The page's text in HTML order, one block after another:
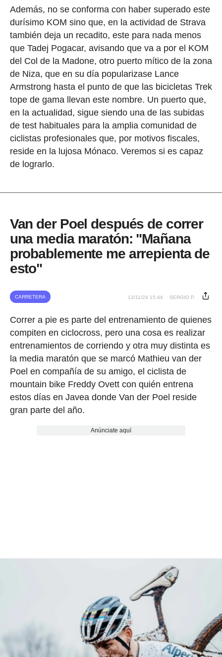
Además, no se conforma con haber superado este
durísimo KOM sino que, en la actividad de Strava
también deja un recadito, este para nada menos
que Tadej Pogacar, avisando que va a por el KOM
del Col de la Madone, otro puerto mítico de la zona
de Niza, que en su día popularizase Lance
Armstrong hasta el punto de que las bicicletas Trek
tope de gama llevan este nombre. Un puerto que,
en la actualidad, sigue siendo una de las subidas
de test habituales para la amplia comunidad de
ciclistas profesionales que, por motivos fiscales,
reside en la lujosa Mónaco. Veremos si es capaz
de lograrlo.
Van der Poel después de correr
una media maratón: "Mañana
probablemente me arrepienta de
esto"
CARRETERA 13/11/24 15:44 SERGIO P.
Correr a pie es parte del entrenamiento de quienes
compiten en ciclocross, pero una cosa es realizar
entrenamientos de corriendo y otra muy distinta es
la media maratón que se marcó Mathieu van der
Poel en compañía de su amigo, el ciclista de
mountain bike Freddy Ovett con quién entrena
estos días en Javea donde Van der Poel reside
gran parte del año.
Anúnciate aquí